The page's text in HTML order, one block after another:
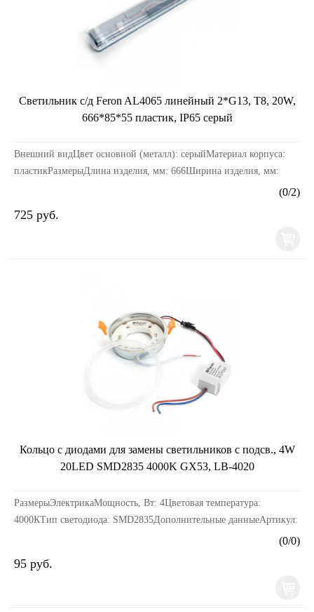
Светильник с/д Feron AL4065 линейный 2*G13, T8, 20W,
666*85*55 пластик, IP65 серый
Внешний видЦвет основной (металл): серыйМатериал корпуса:
пластикРазмерыДлина изделия, мм: 666Ширина изделия, мм:
(0/2)
725 руб.
Кольцо с диодами для замены светильников с подсв., 4W
20LED SMD2835 4000K GX53, LB-4020
РазмерыЭлектрикаМощность, Вт: 4Цветовая температура:
4000КТип светодиода: SMD2835Дополнительные данныеАртикул:
(0/0)
95 руб.